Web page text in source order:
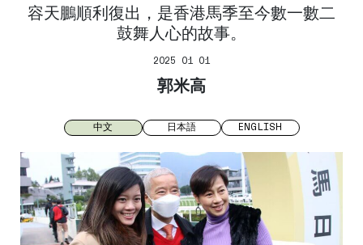
容天鵬順利復出，是香港馬季至今數一數二
鼓舞人心的故事。
2025 01 01
郭米高
中文 日本語 ENGLISH